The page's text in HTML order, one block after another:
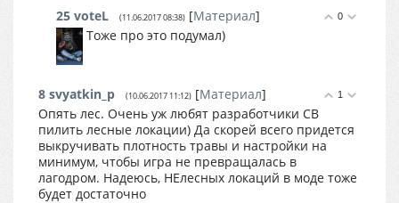
0
25 voteL (11.06.2017 08:38) [Материал]
Тоже про это подумал)
1
8 svyatkin_p (10.06.2017 11:12) [Материал]
Опять лес. Очень уж любят разработчики СВ
пилить лесные локации) Да скорей всего придется
выкручивать плотность травы и настройки на
минимум, чтобы игра не превращалась в
лагодром. Надеюсь, НЕлесных локаций в моде тоже
будет достаточно